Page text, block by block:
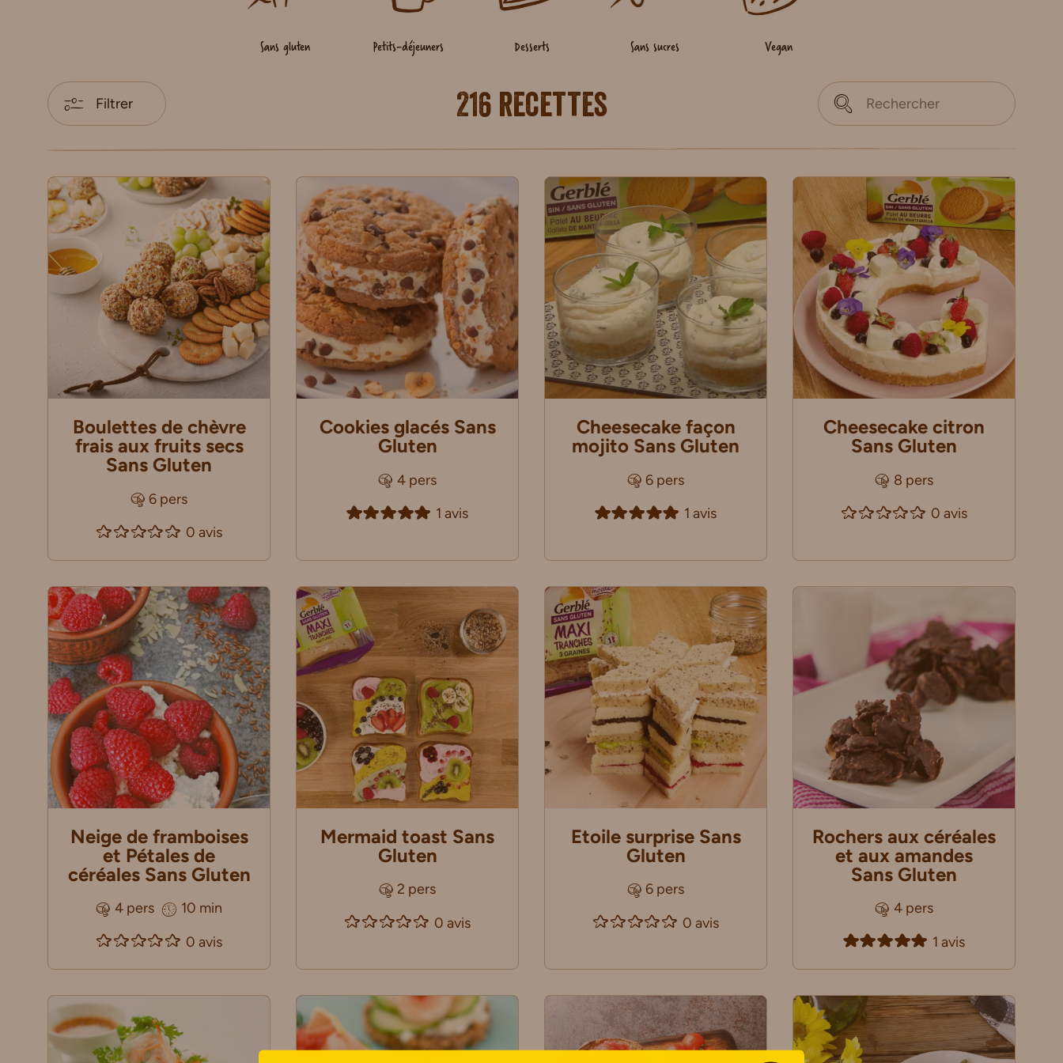
Sans gluten Petits-déjeuners Desserts Sans sucres Vegan
216 recettes
Filtrer
Boulettes de chèvre
frais aux fruits secs
Sans Gluten
6 pers
0 avis
Cookies glacés Sans
Gluten
4 pers
1 avis
Cheesecake façon
mojito Sans Gluten
6 pers
1 avis
Cheesecake citron
Sans Gluten
8 pers
0 avis
Neige de framboises
et Pétales de
céréales Sans Gluten
4 pers
10 min
0 avis
Mermaid toast Sans
Gluten
2 pers
0 avis
Etoile surprise Sans
Gluten
6 pers
0 avis
Rochers aux céréales
et aux amandes
Sans Gluten
4 pers
1 avis